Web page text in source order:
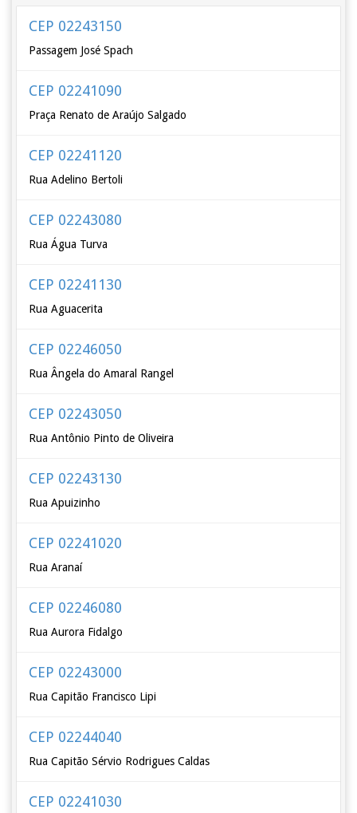
CEP 02243150
Passagem José Spach
CEP 02241090
Praça Renato de Araújo Salgado
CEP 02241120
Rua Adelino Bertoli
CEP 02243080
Rua Água Turva
CEP 02241130
Rua Aguacerita
CEP 02246050
Rua Ângela do Amaral Rangel
CEP 02243050
Rua Antônio Pinto de Oliveira
CEP 02243130
Rua Apuizinho
CEP 02241020
Rua Aranaí
CEP 02246080
Rua Aurora Fidalgo
CEP 02243000
Rua Capitão Francisco Lipi
CEP 02244040
Rua Capitão Sérvio Rodrigues Caldas
CEP 02241030